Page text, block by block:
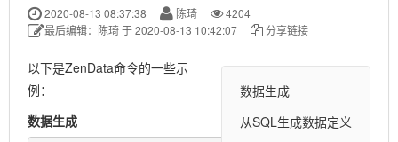
2020-08-13 08:37:38 陈琦
4204
最后编辑：陈琦 于 2020-08-13 10:42:07
分享链接
数据生成
从SQL生成数据定义
以下是ZenData命令的一些示
例：
数据生成